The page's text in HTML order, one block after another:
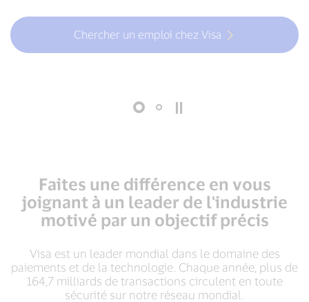
Chercher un emploi chez Visa
Chercher un emploi chez Visa
Faites une différence en vous
joignant à un leader de l'industrie
motivé par un objectif précis
Visa est un leader mondial dans le domaine des
paiements et de la technologie. Chaque année, plus de
164,7 milliards de transactions circulent en toute
sécurité sur notre réseau mondial.